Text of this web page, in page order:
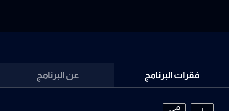
فقرات البرنامج عن البرنامج